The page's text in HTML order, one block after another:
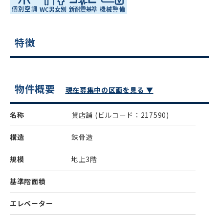
特徴
物件概要 現在募集中の区画を見る ▼
名称 貸店舗 (ビルコード：217590)
構造 鉄骨造
規模 地上3階
基準階面積
エレベーター